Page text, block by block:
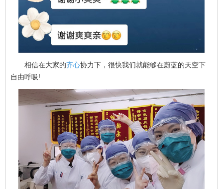
相信在大家的齐心协力下，很快我们就能够在蔚蓝的天空下
自由呼吸!